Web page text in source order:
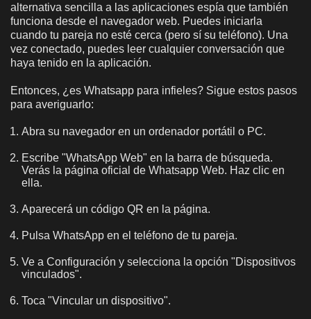
alternativa sencilla a las aplicaciones espía que también
funciona desde el navegador web. Puedes iniciarla
cuando tu pareja no esté cerca (pero sí su teléfono). Una
vez conectado, puedes leer cualquier conversación que
haya tenido en la aplicación.
Entonces, ¿es Whatsapp para infieles? Sigue estos pasos
para averiguarlo:
Abra su navegador en un ordenador portátil o PC.
Escribe "WhatsApp Web" en la barra de búsqueda.
Verás la página oficial de Whatsapp Web. Haz clic en
ella.
Aparecerá un código QR en la página.
Pulsa WhatsApp en el teléfono de tu pareja.
Ve a Configuración y selecciona la opción "Dispositivos
vinculados".
Toca "Vincular un dispositivo".